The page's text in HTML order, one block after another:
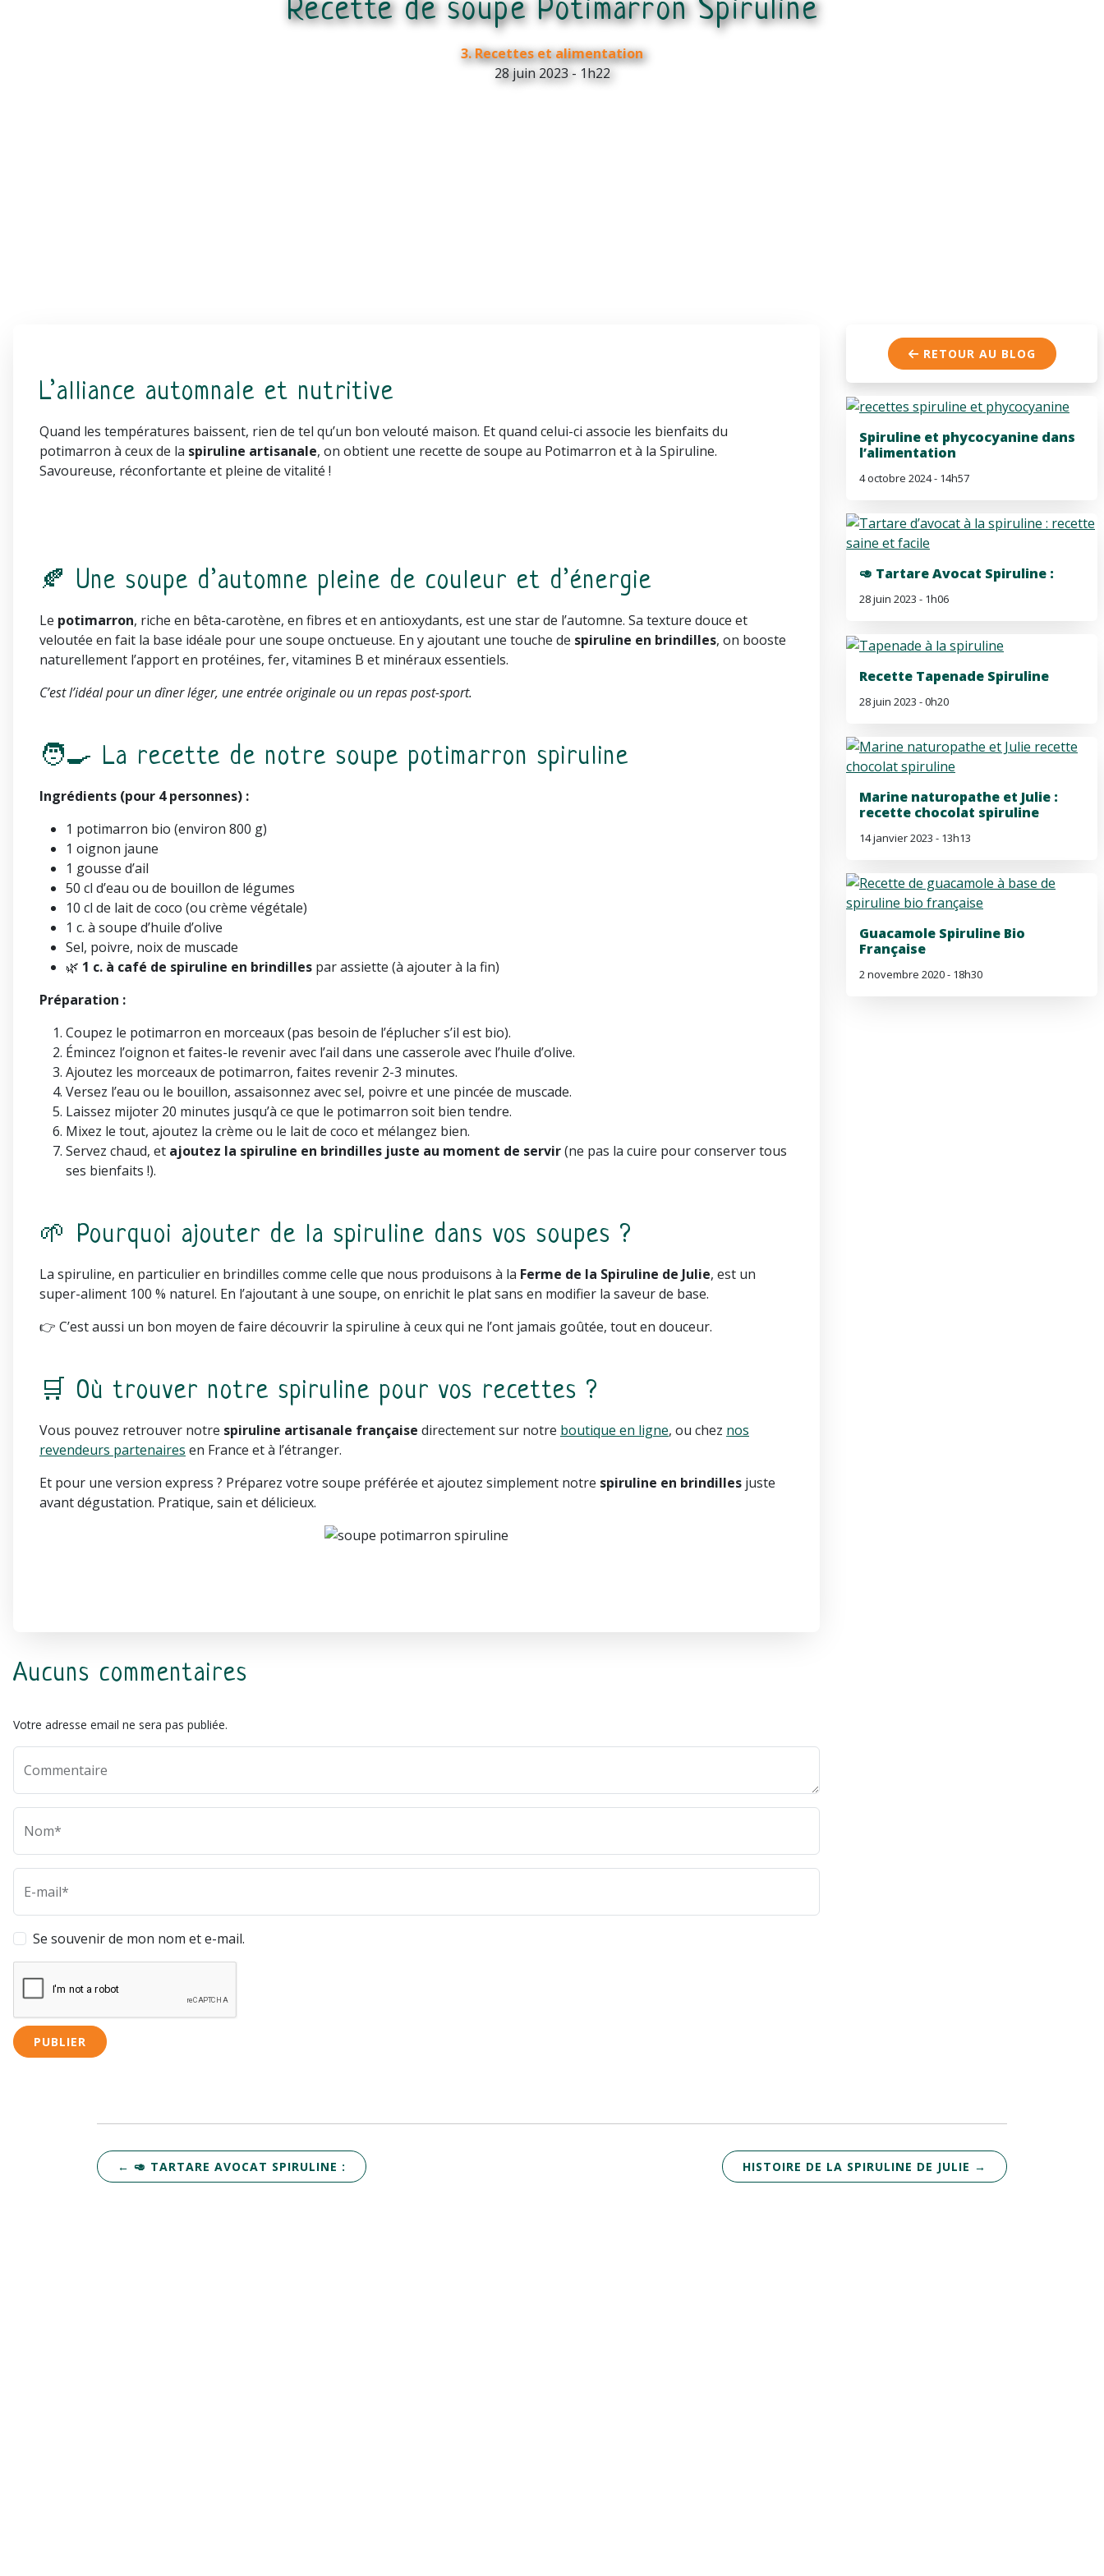
Recette de soupe Potimarron Spiruline
3. Recettes et alimentation
28 juin 2023 - 1h22
L’alliance automnale et nutritive
Quand les températures baissent, rien de tel qu’un bon velouté maison. Et quand celui-ci associe les bienfaits du
potimarron à ceux de la spiruline artisanale, on obtient une recette de soupe au Potimarron et à la Spiruline.
Savoureuse, réconfortante et pleine de vitalité !
🍂 Une soupe d’automne pleine de couleur et d’énergie
Le potimarron, riche en bêta-carotène, en fibres et en antioxydants, est une star de l’automne. Sa texture douce et
veloutée en fait la base idéale pour une soupe onctueuse. En y ajoutant une touche de spiruline en brindilles, on booste
naturellement l’apport en protéines, fer, vitamines B et minéraux essentiels.
C’est l’idéal pour un dîner léger, une entrée originale ou un repas post-sport.
🧑‍🍳 La recette de notre soupe potimarron spiruline
Ingrédients (pour 4 personnes) :
1 potimarron bio (environ 800 g)
1 oignon jaune
1 gousse d’ail
50 cl d’eau ou de bouillon de légumes
10 cl de lait de coco (ou crème végétale)
1 c. à soupe d’huile d’olive
Sel, poivre, noix de muscade
🌿 1 c. à café de spiruline en brindilles par assiette (à ajouter à la fin)
Préparation :
Coupez le potimarron en morceaux (pas besoin de l’éplucher s’il est bio).
Émincez l’oignon et faites-le revenir avec l’ail dans une casserole avec l’huile d’olive.
Ajoutez les morceaux de potimarron, faites revenir 2-3 minutes.
Versez l’eau ou le bouillon, assaisonnez avec sel, poivre et une pincée de muscade.
Laissez mijoter 20 minutes jusqu’à ce que le potimarron soit bien tendre.
Mixez le tout, ajoutez la crème ou le lait de coco et mélangez bien.
Servez chaud, et ajoutez la spiruline en brindilles juste au moment de servir(ne pas la cuire pour conserver tous
ses bienfaits !).
🌱 Pourquoi ajouter de la spiruline dans vos soupes ?
La spiruline, en particulier en brindilles comme celle que nous produisons à la Ferme de la Spiruline de Julie, est un
super-aliment 100 % naturel. En l’ajoutant à une soupe, on enrichit le plat sans en modifier la saveur de base.
👉 C’est aussi un bon moyen de faire découvrir la spiruline à ceux qui ne l’ont jamais goûtée, tout en douceur.
🛒 Où trouver notre spiruline pour vos recettes ?
Vous pouvez retrouver notre spiruline artisanale française directement sur notre boutique en ligne, ou chez nos
revendeurs partenaires en France et à l’étranger.
Et pour une version express ? Préparez votre soupe préférée et ajoutez simplement notre spiruline en brindilles juste
avant dégustation. Pratique, sain et délicieux.
Aucuns commentaires
Votre adresse email ne sera pas publiée.
Commentaire
Nom*
E-mail*
Se souvenir de mon nom et e-mail.
RETOUR AU BLOG
Spiruline et phycocyanine dans
l’alimentation
4 octobre 2024 - 14h57
🥑 Tartare Avocat Spiruline :
28 juin 2023 - 1h06
Recette Tapenade Spiruline
28 juin 2023 - 0h20
Marine naturopathe et Julie :
recette chocolat spiruline
14 janvier 2023 - 13h13
Guacamole Spiruline Bio
Française
2 novembre 2020 - 18h30
← 🥑 TARTARE AVOCAT SPIRULINE : HISTOIRE DE LA SPIRULINE DE JULIE →